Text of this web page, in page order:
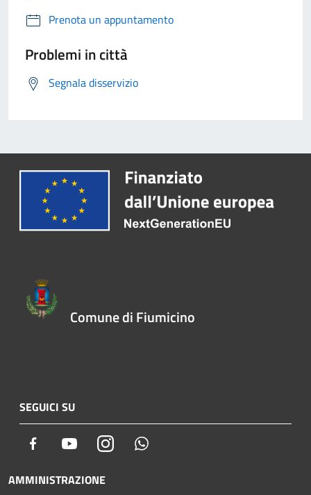
Prenota un appuntamento
Problemi in città
Segnala disservizio
Comune di Fiumicino
SEGUICI SU
Facebook YoutubeInstagram
AMMINISTRAZIONE